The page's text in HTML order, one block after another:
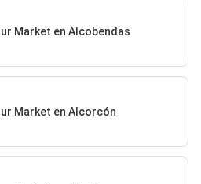
Market en Alcobendas
Market en Alcorcón